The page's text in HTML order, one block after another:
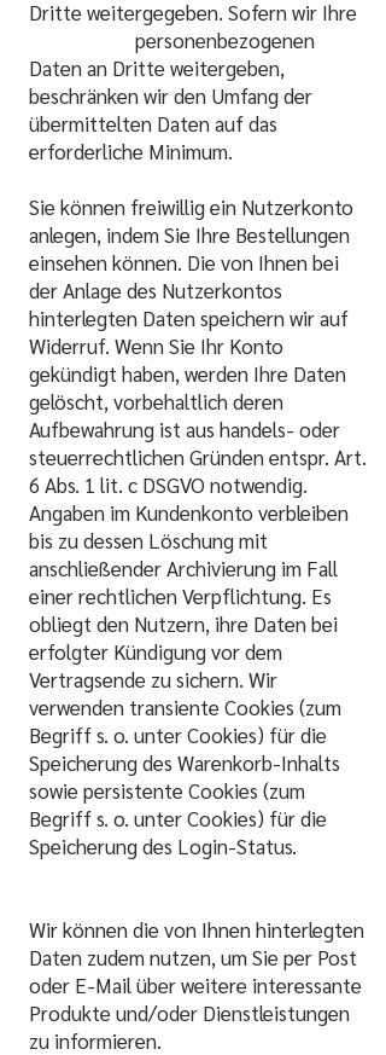
Dritte weitergegeben. Sofern wir Ihre
personenbezogenen
Daten an Dritte weitergeben,
beschränken wir den Umfang der
übermittelten Daten auf das
erforderliche Minimum.
Sie können freiwillig ein Nutzerkonto
anlegen, indem Sie Ihre Bestellungen
einsehen können. Die von Ihnen bei
der Anlage des Nutzerkontos
hinterlegten Daten speichern wir auf
Widerruf. Wenn Sie Ihr Konto
gekündigt haben, werden Ihre Daten
gelöscht, vorbehaltlich deren
Aufbewahrung ist aus handels- oder
steuerrechtlichen Gründen entspr. Art.
6 Abs. 1 lit. c DSGVO notwendig.
Angaben im Kundenkonto verbleiben
bis zu dessen Löschung mit
anschließender Archivierung im Fall
einer rechtlichen Verpflichtung. Es
obliegt den Nutzern, ihre Daten bei
erfolgter Kündigung vor dem
Vertragsende zu sichern. Wir
verwenden transiente Cookies (zum
Begriff s. o. unter Cookies) für die
Speicherung des Warenkorb-Inhalts
sowie persistente Cookies (zum
Begriff s. o. unter Cookies) für die
Speicherung des Login-Status.
Wir können die von Ihnen hinterlegten
Daten zudem nutzen, um Sie per Post
oder E-Mail über weitere interessante
Produkte und/oder Dienstleistungen
zu informieren.